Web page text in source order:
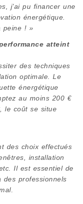
j’ai pu financer une
énergétique.
peine ! »
atteint
des techniques
optimale. Le
énergétique
au moins 200 €
le coût se situe
des choix effectués
installation
Il est essentiel de
professionnels